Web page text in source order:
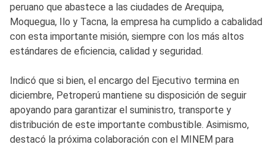
peruano que abastece a las ciudades de Arequipa,
Moquegua, Ilo y Tacna, la empresa ha cumplido a cabalidad
con esta importante misión, siempre con los más altos
estándares de eficiencia, calidad y seguridad.
Indicó que si bien, el encargo del Ejecutivo termina en
diciembre, Petroperú mantiene su disposición de seguir
apoyando para garantizar el suministro, transporte y
distribución de este importante combustible. Asimismo,
destacó la próxima colaboración con el MINEM para